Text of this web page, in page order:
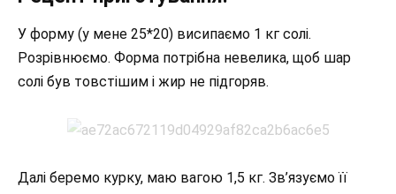
У форму (у мене 25*20) висипаємо 1 кг солі.
Розрівнюємо. Форма потрібна невелика, щоб шар
солі був товстішим і жир не підгоряв.
Далі беремо курку, маю вагою 1,5 кг. Зв’язуємо її